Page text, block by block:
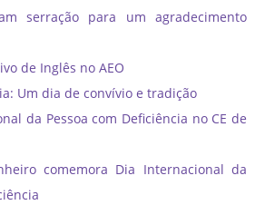
serração para um agradecimento
de Inglês no AEO
Um dia de convívio e tradição
da Pessoa com Deficiência no CE de
comemora Dia Internacional da